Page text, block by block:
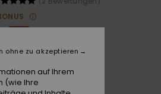
€
RABATT EXTRA 25 %
auf Ihrem
(wie Ihre
ohne zu akzeptieren